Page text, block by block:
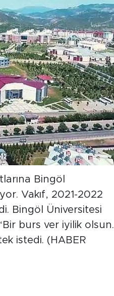
Bingöl
Vakıf, 2021-2022
Bingöl Üniversitesi
burs ver iyilik olsun.
istedi. (HABER